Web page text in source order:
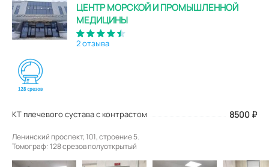
ЦЕНТР МОРСКОЙ И ПРОМЫШЛЕННОЙ
МЕДИЦИНЫ
2 отзыва
КТ плечевого сустава с контрастом 8500 ₽
Ленинский проспект, 101, строение 5.
Томограф: 128 срезов полуоткрытый